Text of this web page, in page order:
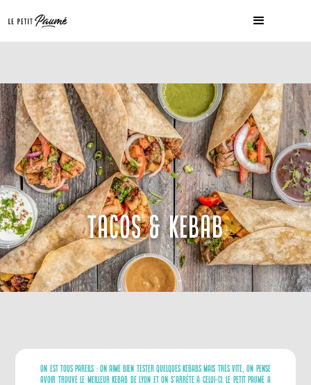
TACOS & KEBAB
On Est Tous Pareils : On Aime Bien Tester Quelques Kebabs Mais Très Vite, On Pense
Avoir Trouvé Le Meilleur Kebab De Lyon Et On S’arrête À Celui-Ci. Le Petit Paumé A